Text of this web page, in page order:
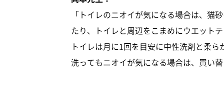
「トイレのニオイが気になる場合は、猫
たり、トイレと周辺をこまめにウエット
トイレは月に1回を目安に中性洗剤と柔
洗ってもニオイが気になる場合は、買い